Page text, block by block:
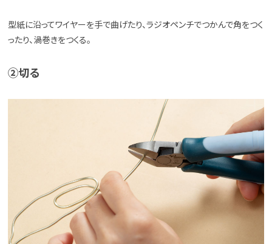
型紙に沿ってワイヤーを手で曲げたり、ラジオペンチでつかんで角をつく
ったり、渦巻きをつくる。
②切る